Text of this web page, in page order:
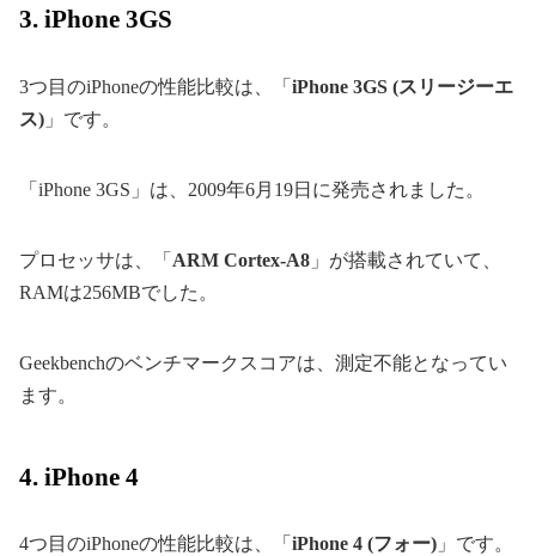
3. iPhone 3GS
3つ目のiPhoneの性能比較は、「 iPhone 3GS (スリージーエ
ス) 」です。
「iPhone 3GS」は、2009年6月19日に発売されました。
プロセッサは、「 ARM Cortex-A8 」が搭載されていて、
RAMは256MBでした。
Geekbenchのベンチマークスコアは、測定不能となってい
ます。
4. iPhone 4
4つ目のiPhoneの性能比較は、「 iPhone 4 (フォー) 」です。